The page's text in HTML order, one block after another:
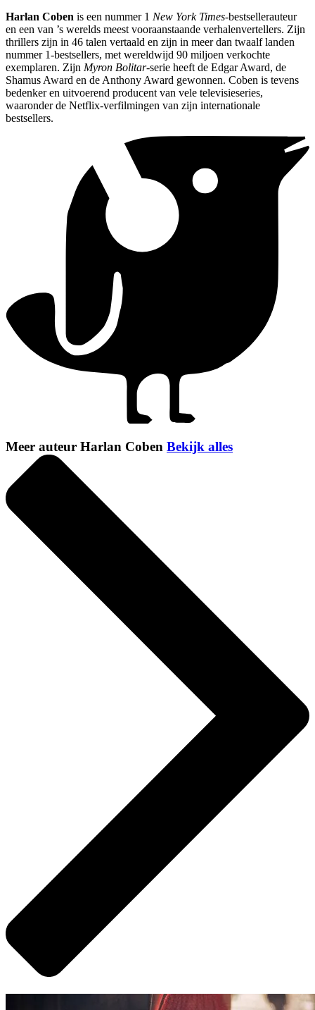
Harlan Coben is een nummer 1 New York Times-bestsellerauteur
en een van ’s werelds meest vooraanstaande verhalenvertellers. Zijn
thrillers zijn in 46 talen vertaald en zijn in meer dan twaalf landen
nummer 1-bestsellers, met wereldwijd 90 miljoen verkochte
exemplaren. Zijn Myron Bolitar-serie heeft de Edgar Award, de
Shamus Award en de Anthony Award gewonnen. Coben is tevens
bedenker en uitvoerend producent van vele televisieseries,
waaronder de Netflix-verfilmingen van zijn internationale
bestsellers.
Meer auteur Harlan Coben Bekijk alles